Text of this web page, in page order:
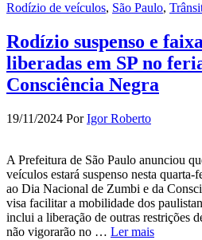
Rodízio de veículos, São Paulo,
Rodízio suspenso e
liberadas em SP no
Consciência Negra
19/11/2024 PorIgor Roberto
A Prefeitura de São Paulo anunciou
veículos estará suspenso nesta
ao Dia Nacional de Zumbi e da
visa facilitar a mobilidade dos
inclui a liberação de outras restrições
não vigorarão no … Ler mais